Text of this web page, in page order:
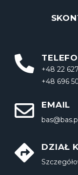
+48 22
+48 696
EMAIL
DZIAŁ